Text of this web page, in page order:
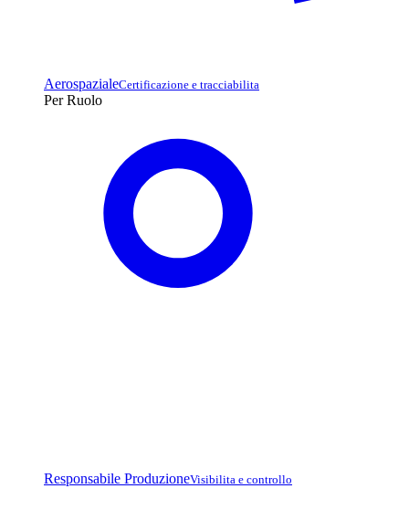
AerospazialeCertificazione e tracciabilita
Per Ruolo
Responsabile ProduzioneVisibilita e controllo